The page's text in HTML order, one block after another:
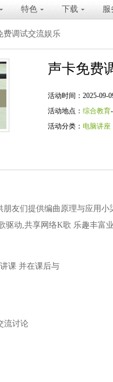
特色 下载 服
费调试交流娱乐
声卡免费
活动时间：2025-09-
活动地点： 综合教育
活动分类： 电脑讲座
友们提供编曲原理与应用
驱动,共享网络K歌 乐趣丰富
课 并在课后与
流讨论